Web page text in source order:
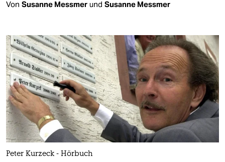
Von Susanne Messmer und Susanne Messmer
Peter Kurzeck - Hörbuch